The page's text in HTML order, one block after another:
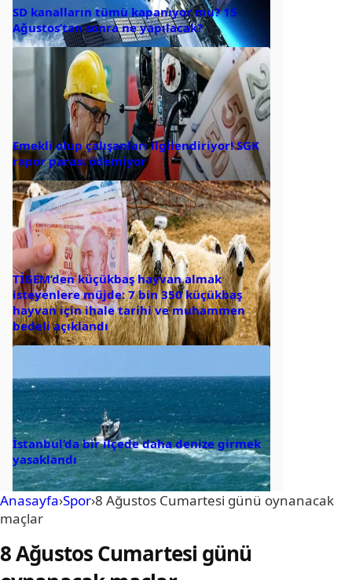
SD kanalların tümü kapanıyor mu? 15
Ağustos’tan sonra ne yapılacak?
Emekli olup çalışanları ilgilendiriyor! SGK
rapor parası ödemiyor
TİGEM’den küçükbaş hayvan almak
isteyenlere müjde: 7 bin 350 küçükbaş
hayvan için ihale tarihi ve muhammen
bedeli açıklandı
İstanbul’da bir ilçede daha denize girmek
yasaklandı
Anasayfa›Spor›8 Ağustos Cumartesi günü oynanacak
maçlar
8 Ağustos Cumartesi günü